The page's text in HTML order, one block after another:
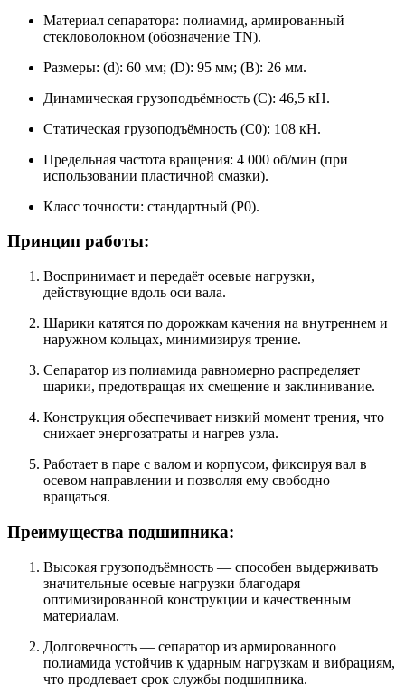
Материал сепаратора: полиамид, армированный
стекловолокном (обозначение TN).
Размеры: (d): 60 мм; (D): 95 мм; (B): 26 мм.
Динамическая грузоподъёмность (C): 46,5 кН.
Статическая грузоподъёмность (C0​): 108 кН.
Предельная частота вращения: 4 000 об/мин (при
использовании пластичной смазки).
Класс точности: стандартный (P0).
Принцип работы:
Воспринимает и передаёт осевые нагрузки,
действующие вдоль оси вала.
Шарики катятся по дорожкам качения на внутреннем и
наружном кольцах, минимизируя трение.
Сепаратор из полиамида равномерно распределяет
шарики, предотвращая их смещение и заклинивание.
Конструкция обеспечивает низкий момент трения, что
снижает энергозатраты и нагрев узла.
Работает в паре с валом и корпусом, фиксируя вал в
осевом направлении и позволяя ему свободно
вращаться.
Преимущества подшипника:
Высокая грузоподъёмность — способен выдерживать
значительные осевые нагрузки благодаря
оптимизированной конструкции и качественным
материалам.
Долговечность — сепаратор из армированного
полиамида устойчив к ударным нагрузкам и вибрациям,
что продлевает срок службы подшипника.